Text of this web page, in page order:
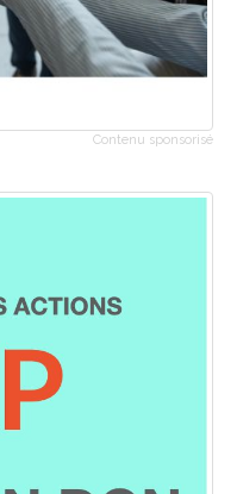
Contenu sponsorisé